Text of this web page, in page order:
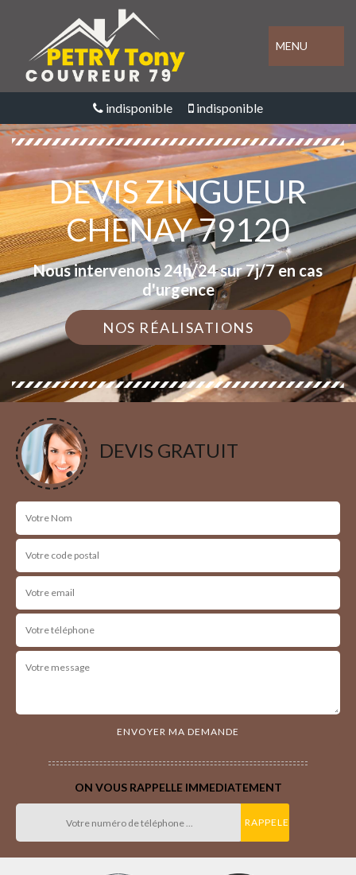
MENU
indisponible indisponible
DEVIS ZINGUEUR
CHENAY 79120
Nous intervenons 24h/24 sur 7j/7 en cas
d'urgence
NOS RÉALISATIONS
DEVIS GRATUIT
ON VOUS RAPPELLE IMMEDIATEMENT